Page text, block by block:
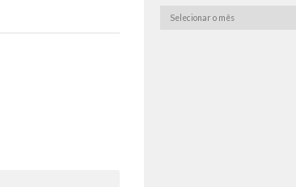
Arquivos